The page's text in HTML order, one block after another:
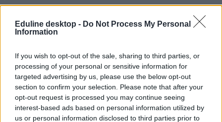
Eduline desktop - Do Not Process My Personal
Information
If you wish to opt-out of the sale, sharing to third parties, or
processing of your personal or sensitive information for
targeted advertising by us, please use the below opt-out
section to confirm your selection. Please note that after your
opt-out request is processed you may continue seeing
interest-based ads based on personal information utilized by
us or personal information disclosed to third parties prior to
Lényegesen több az iskolaőr tavalyhoz képest,
Az iskolaőri intézkedések és a kényszerítő eszközök használatának
száma is egyre nő az utóbbi években.